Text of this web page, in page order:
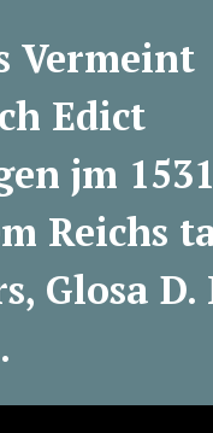
Vermeint
Edict
jm
Reichs
Glosa